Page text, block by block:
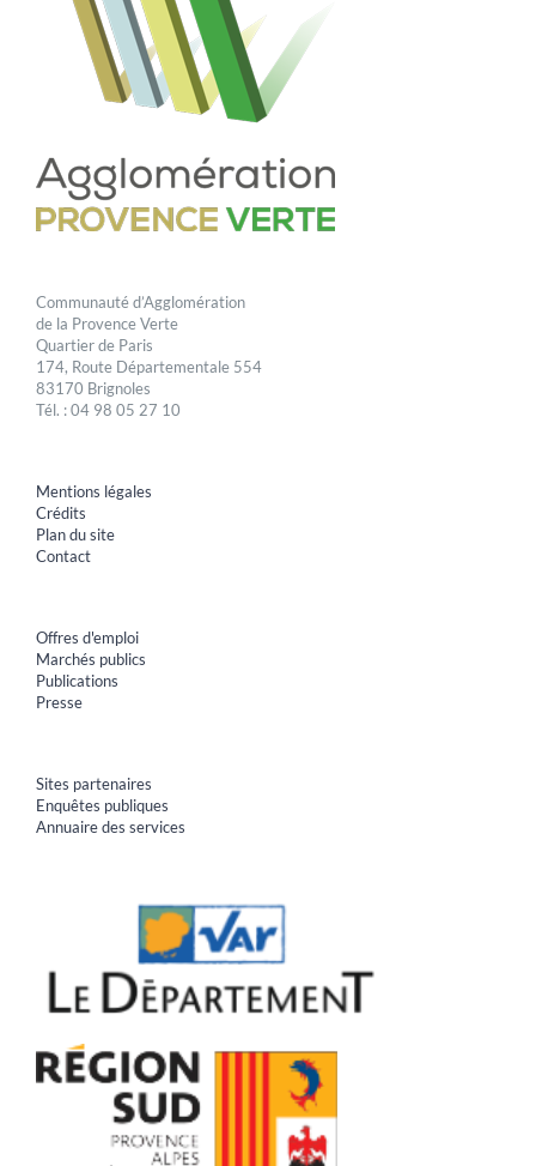
Communauté d’Agglomération
de la Provence Verte
Quartier de Paris
174, Route Départementale 554
83170 Brignoles
Tél. : 04 98 05 27 10
Mentions légales
Crédits
Plan du site
Contact
Offres d'emploi
Marchés publics
Publications
Presse
Sites partenaires
Enquêtes publiques
Annuaire des services